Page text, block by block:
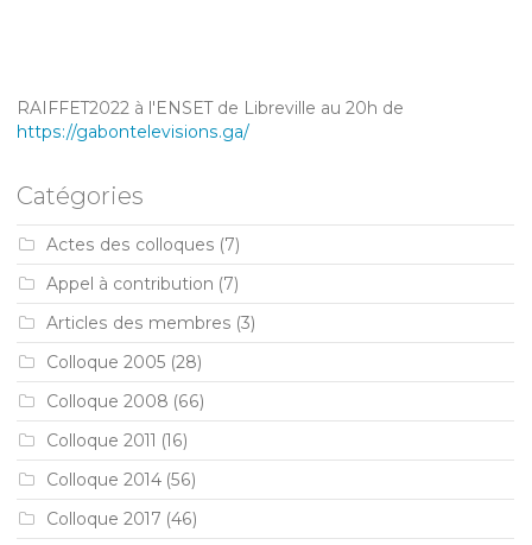
RAIFFET2022 à l'ENSET de Libreville au 20h de
https://gabontelevisions.ga/
Catégories
Actes des colloques (7)
Appel à contribution (7)
Articles des membres (3)
Colloque 2005 (28)
Colloque 2008 (66)
Colloque 2011 (16)
Colloque 2014 (56)
Colloque 2017 (46)